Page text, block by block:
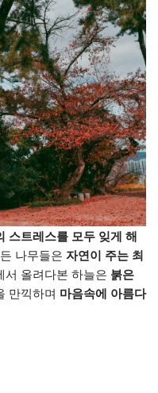
스트레스를 모두 잊게 해
나무들은 자연이 주는 최
서 올려다본 하늘은 붉은
만끽하며 마음속에 아름다